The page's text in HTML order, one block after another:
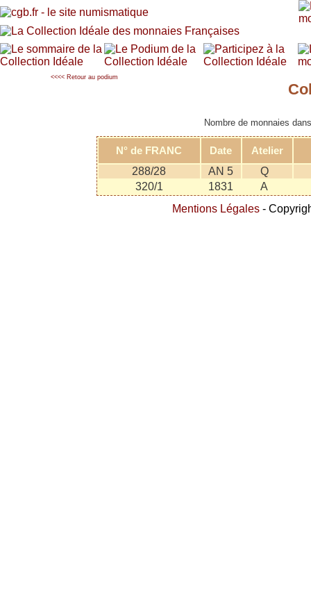
<<<< Retour au podium
Nombre de monnaies
N° de FRANC Date
Atelier
288/28
AN 5
Q
320/1
1831
A
Mentions Légales -